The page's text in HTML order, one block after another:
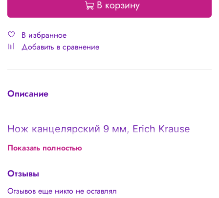
В корзину
В избранное
Добавить в сравнение
Описание
Нож канцелярский 9 мм, Erich Krause
ARROW, с автоматической системой
фиксации лезвия auto-lock и насадкой
для безопасного отделения сегмента
лезвия, резиновые вставки,
металлические направляющие, 2 лезвия
Показать полностью
Отзывы
Отзывов еще никто не оставлял